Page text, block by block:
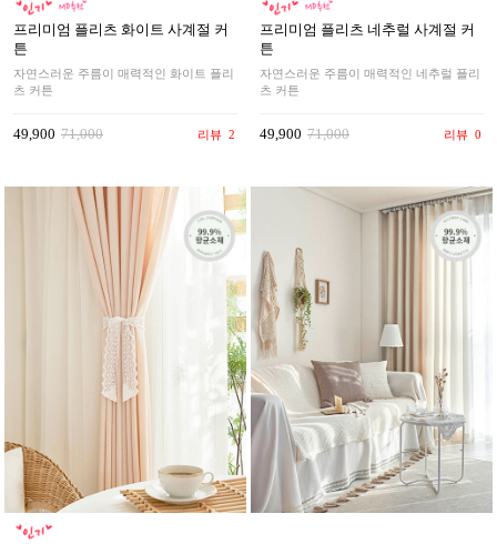
프리미엄 플리츠 화이트 사계절 커
튼
자연스러운 주름이 매력적인 화이트 플리
츠 커튼
49,900 71,000 리뷰 2
프리미엄 플리츠 네추럴 사계절 커
튼
자연스러운 주름이 매력적인 네추럴 플리
츠 커튼
49,900 71,000 리뷰 0